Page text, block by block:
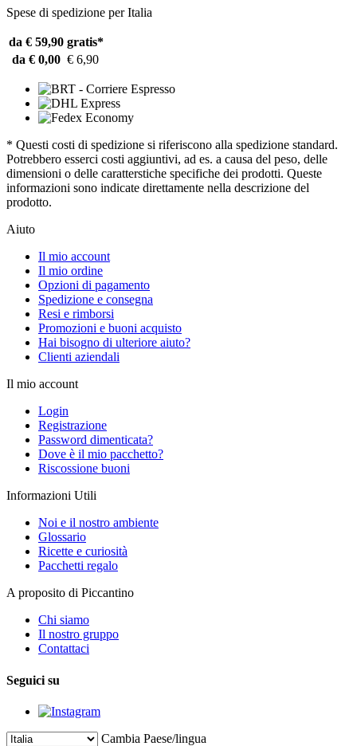
Spese di spedizione per Italia
da € 59,90 gratis*
da € 0,00 € 6,90
* Questi costi di spedizione si riferiscono alla spedizione standard.
Potrebbero esserci costi aggiuntivi, ad es. a causa del peso, delle
dimensioni o delle caratterstiche specifiche dei prodotti. Queste
informazioni sono indicate direttamente nella descrizione del
prodotto.
Aiuto
Il mio account
Il mio ordine
Opzioni di pagamento
Spedizione e consegna
Resi e rimborsi
Promozioni e buoni acquisto
Hai bisogno di ulteriore aiuto?
Clienti aziendali
Il mio account
Login
Registrazione
Password dimenticata?
Dove è il mio pacchetto?
Riscossione buoni
Informazioni Utili
Noi e il nostro ambiente
Glossario
Ricette e curiosità
Pacchetti regalo
A proposito di Piccantino
Chi siamo
Il nostro gruppo
Contattaci
Seguici su
Cambia Paese/lingua